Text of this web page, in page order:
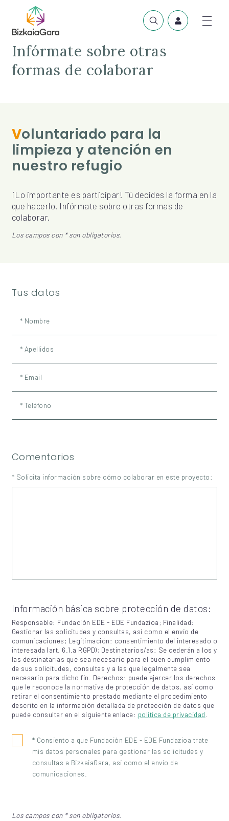
Infórmate sobre otras
formas de colaborar
Voluntariado para la
limpieza y atención en
nuestro refugio
¡Lo importante es participar! Tú decides la forma en la
que hacerlo. Infórmate sobre otras formas de
colaborar.
Los campos con * son obligatorios.
Tus datos
* Nombre
* Apellidos
* Email
* Teléfono
Comentarios
* Solicita información sobre cómo colaborar en este proyecto:
Información básica sobre protección de datos:
Responsable: Fundación EDE - EDE Fundazioa; Finalidad:
Gestionar las solicitudes y consultas, así como el envío de
comunicaciones; Legitimación: consentimiento del interesado o
interesada (art. 6.1.a RGPD); Destinatarios/as: Se cederán a los y
las destinatarias que sea necesario para el buen cumplimiento
de sus solicitudes, consultas y a las que legalmente sea
necesario para dicho fin. Derechos: puede ejercer los derechos
que le reconoce la normativa de protección de datos, así como
retirar el consentimiento prestado mediante el procedimiento
descrito en la información detallada de protección de datos que
puede consultar en el siguiente enlace: política de privacidad
* Consiento a que Fundación EDE - EDE Fundazioa trate
mis datos personales para gestionar las solicitudes y
consultas a BizkaiaGara, así como el envío de
comunicaciones.
Los campos con * son obligatorios.